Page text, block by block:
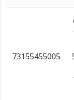
73155455005